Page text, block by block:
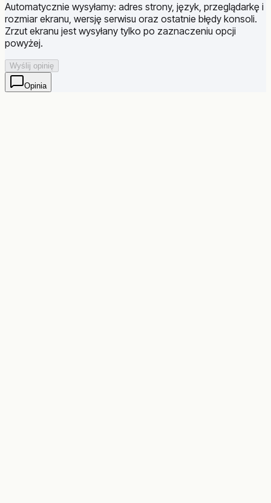
Automatycznie wysyłamy: adres strony, język, przeglądarkę i
rozmiar ekranu, wersję serwisu oraz ostatnie błędy konsoli.
Zrzut ekranu jest wysyłany tylko po zaznaczeniu opcji
powyżej.
Wyślij opinię
Opinia